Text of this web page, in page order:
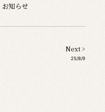
お知らせ
Next >
25/8/9